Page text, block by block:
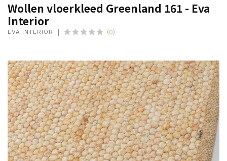
Wollen vloerkleed Greenland 161 - Eva
Interior
EVA INTERIOR (0)